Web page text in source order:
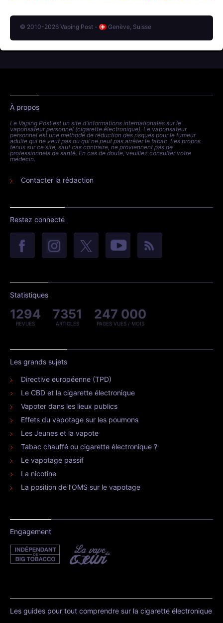
© 2010-2026 Vaping Post - Genève, Suisse
À propos
Le Vaping Post est un site d'informations internationales sur le
vaporisateur personnel (cigarette électronique). Le vaporisateur
personnel est une méthode de réduction des risques pour le fumeur
adulte qui ne veut pas ou qui ne peut pas arrêter le tabac. Les propos
tenus sur ce site, sauf cas contraire, ne proviennent pas de
professionnels de santé. En cas de doute, veuillez consulter votre
médecin.
Contacter la rédaction
Restez connecté
Statistiques
1294
REVUES
7351
ARTICLES
247 000
PAGES VUES / MOIS
Les grands sujets
Directive européenne (TPD)
Le CBD et la cigarette électronique
Vapoter dans les lieux publics
Effets du vapotage sur les poumons
Les Jeunes et la vapote
Tabac chauffé ou cigarette électronique ?
Le vapotage passif
La nicotine
La position de l’OMS sur le vapotage
Engagement
Les guides pour tout comprendre sur la cigarette électronique